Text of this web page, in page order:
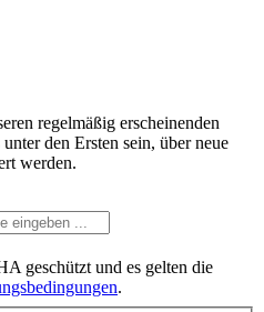
regelmäßig erscheinenden
den Ersten sein, über neue
werden.
geschützt und es gelten die
.